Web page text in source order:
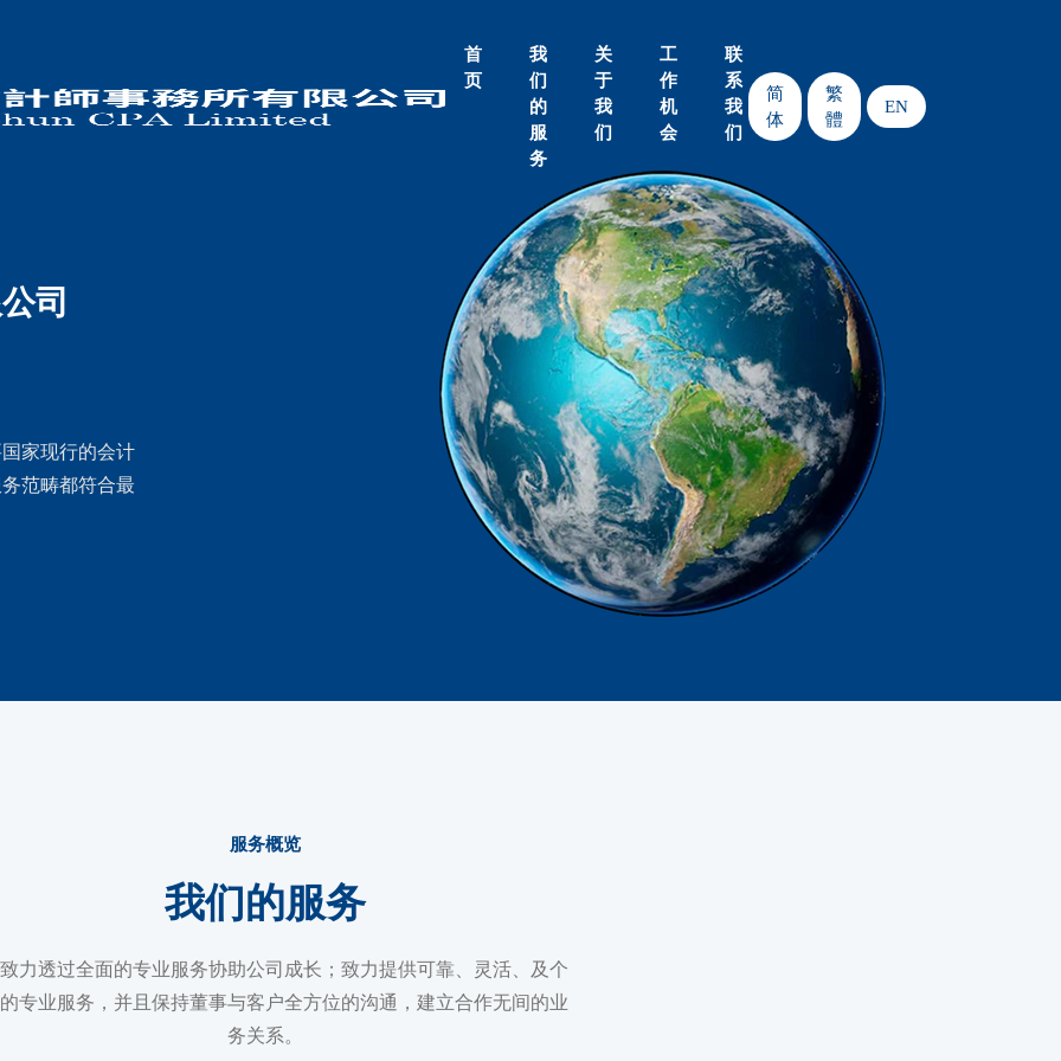
首
页
我
们
的
服
务
关
于
我
们
工
作
机
会
联
系
我
们
简
体
繁
體
EN
司
家现行的会计
范畴都符合最
服务概览
我们的服务
力透过全面的专业服务协助公司成长；致力提供可靠、灵活、及个
的专业服务，并且保持董事与客户全方位的沟通，建立合作无间的业
务关系。